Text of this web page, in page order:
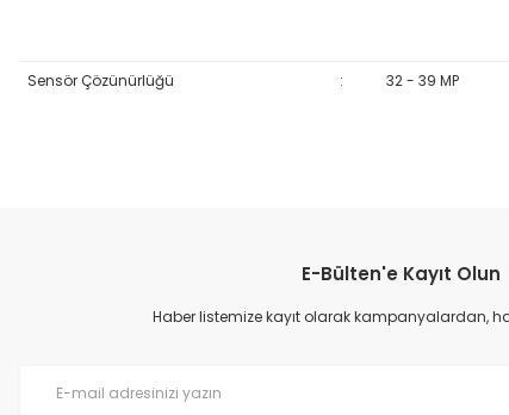
Sensör Çözünürlüğü : 32 - 39 MP
Ürün resmi kalitesiz, bozuk veya görüntülenemiyor.
Ürün açıklamasında eksik bilgiler bulunuyor.
E-Bülten'e Kayıt Olun
Haber listemize kayıt olarak kampanyalardan,